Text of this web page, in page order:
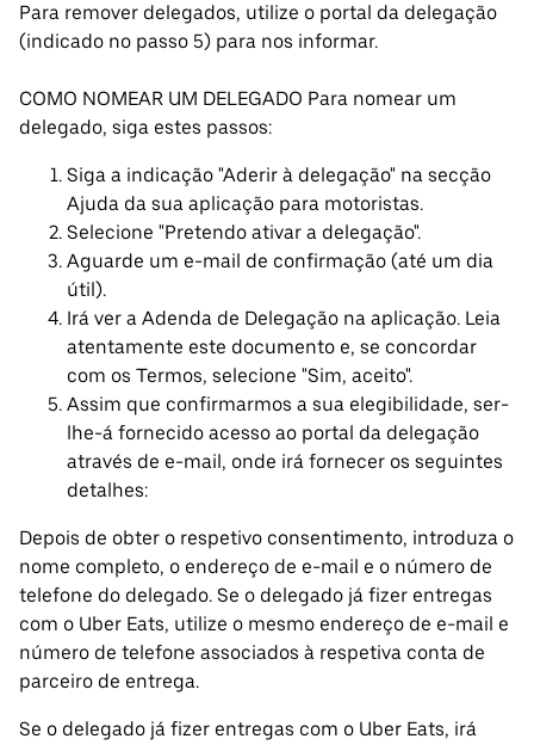
Para remover delegados, utilize o portal da delegação
(indicado no passo 5) para nos informar.
COMO NOMEAR UM DELEGADO Para nomear um
delegado, siga estes passos:
Siga a indicação "Aderir à delegação" na secção
Ajuda da sua aplicação para motoristas.
Selecione "Pretendo ativar a delegação".
Aguarde um e-mail de confirmação (até um dia
útil).
Irá ver a Adenda de Delegação na aplicação. Leia
atentamente este documento e, se concordar
com os Termos, selecione "Sim, aceito".
Assim que confirmarmos a sua elegibilidade, ser-
lhe-á fornecido acesso ao portal da delegação
através de e-mail, onde irá fornecer os seguintes
detalhes:
Depois de obter o respetivo consentimento, introduza o
nome completo, o endereço de e-mail e o número de
telefone do delegado. Se o delegado já fizer entregas
com o Uber Eats, utilize o mesmo endereço de e-mail e
número de telefone associados à respetiva conta de
parceiro de entrega.
Se o delegado já fizer entregas com o Uber Eats, irá